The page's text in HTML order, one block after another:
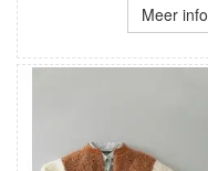
Meer info